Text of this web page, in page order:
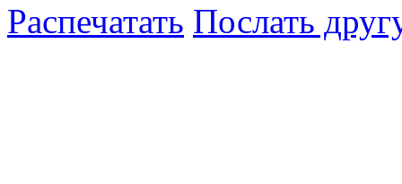
Распечатать Послать